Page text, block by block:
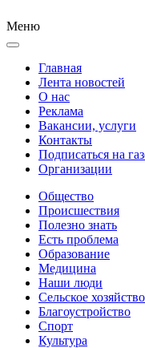
Меню
Главная
Лента новостей
О нас
Реклама
Вакансии, услуги
Контакты
Подписаться на
Организации
Общество
Происшествия
Полезно знать
Есть проблема
Образование
Медицина
Наши люди
Сельское хозяйство
Благоустройство
Спорт
Культура